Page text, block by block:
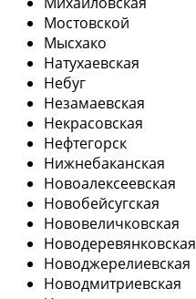
Мостовской
Мысхако
Натухаевская
Небуг
Незамаевская
Некрасовская
Нефтегорск
Нижнебаканская
Новоалексеевская
Новобейсугская
Нововеличковская
Новодеревянковская
Новоджерелиевская
Новодмитриевская